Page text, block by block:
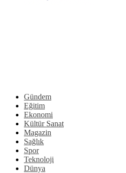
Gündem
Eğitim
Ekonomi
Kültür Sanat
Magazin
Sağlık
Spor
Teknoloji
Dünya